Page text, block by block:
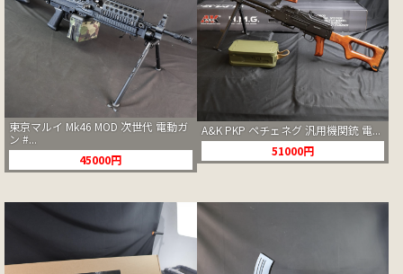
東京マルイ Mk46 MOD 次世代 電動ガ
ン #...
45000円
A&K PKP ペチェネグ 汎用機関銃 電...
51000円